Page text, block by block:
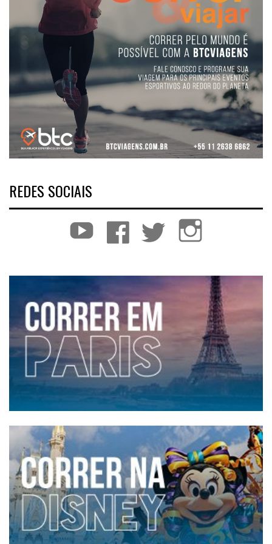
REDES SOCIAIS
YouTube Facebook Twitter